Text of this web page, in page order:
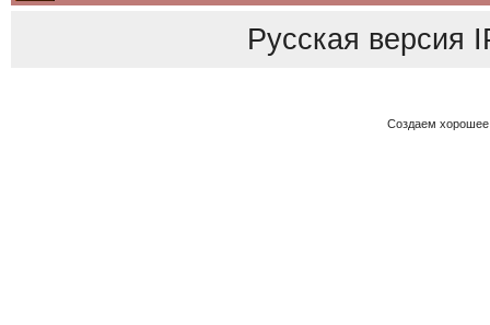
Русская версия
Создаем